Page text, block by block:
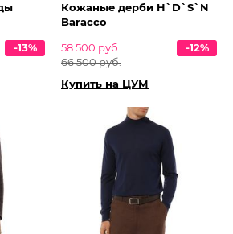
-13%
Кожаные дерби H`D`S`N
Baracco
58 500 руб.
66 500 руб.
-12%
Купить на ЦУМ